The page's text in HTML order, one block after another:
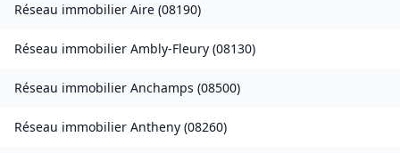
Réseau immobilier Aire (08190)
Réseau immobilier Ambly-Fleury (08130)
Réseau immobilier Anchamps (08500)
Réseau immobilier Antheny (08260)